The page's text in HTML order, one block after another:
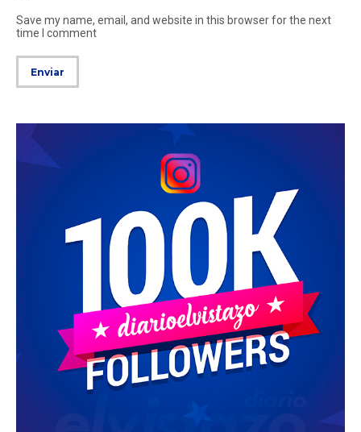
Save my name, email, and website in this browser for the next
time I comment